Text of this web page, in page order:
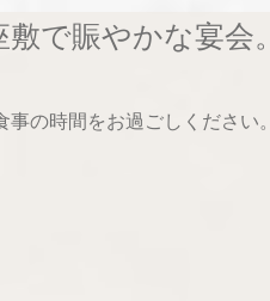
で賑やかな宴会。
の時間をお過ごしください。